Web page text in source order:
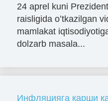
24 aprel kuni
raisligida oʻtkazilgan
mamlakat
dolzarb masala...
Инфляцияга қарши